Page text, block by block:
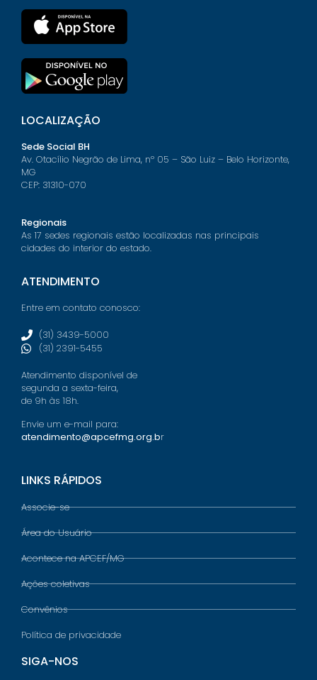
LOCALIZAÇÃO
Sede Social BH
Av. Otacílio Negrão de Lima, nº 05 – São Luiz – Belo Horizonte,
MG
CEP: 31310-070
Regionais
As 17 sedes regionais estão localizadas nas principais
cidades do interior do estado.
ATENDIMENTO
Entre em contato conosco:
(31) 3439-5000
(31) 2391-5455
Atendimento disponível de
segunda a sexta-feira,
de 9h às 18h.
Envie um e-mail para:
atendimento@apcefmg.org.br
LINKS RÁPIDOS
Associe-se
Área do Usuário
Acontece na APCEF/MG
Ações coletivas
Convênios
Política de privacidade
SIGA-NOS